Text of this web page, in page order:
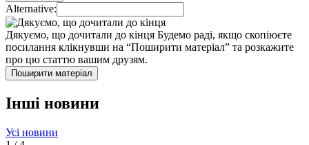
Alternative:
Дякуємо, що дочитали до кінця Будемо раді, якщо скопіюєте
посилання клікнувши на “Поширити матеріал” та розкажите
про цю статтю вашим друзям.
Поширити матеріал
Інші новини
Усі новини